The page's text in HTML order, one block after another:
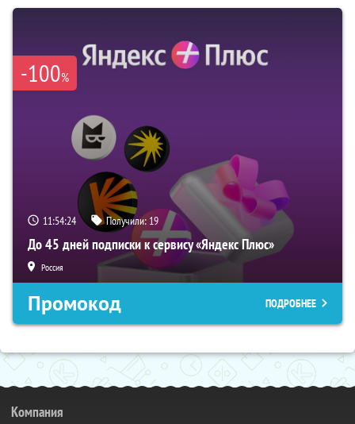
-100%
11:54:23 Получили: 19
До 45 дней подписки к сервису «Яндекс Плюс»
Россия
Промокод ПОДРОБНЕЕ
Компания